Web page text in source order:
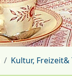
Kultur,